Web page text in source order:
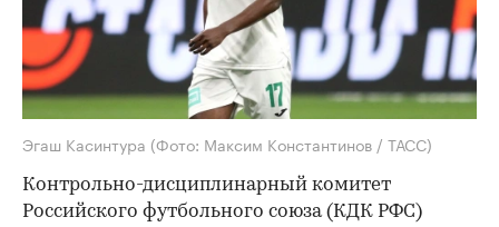
Эгаш Касинтура (Фото: Максим Константинов / ТАСС)
Контрольно-дисциплинарный комитет
Российского футбольного союза (КДК РФС)